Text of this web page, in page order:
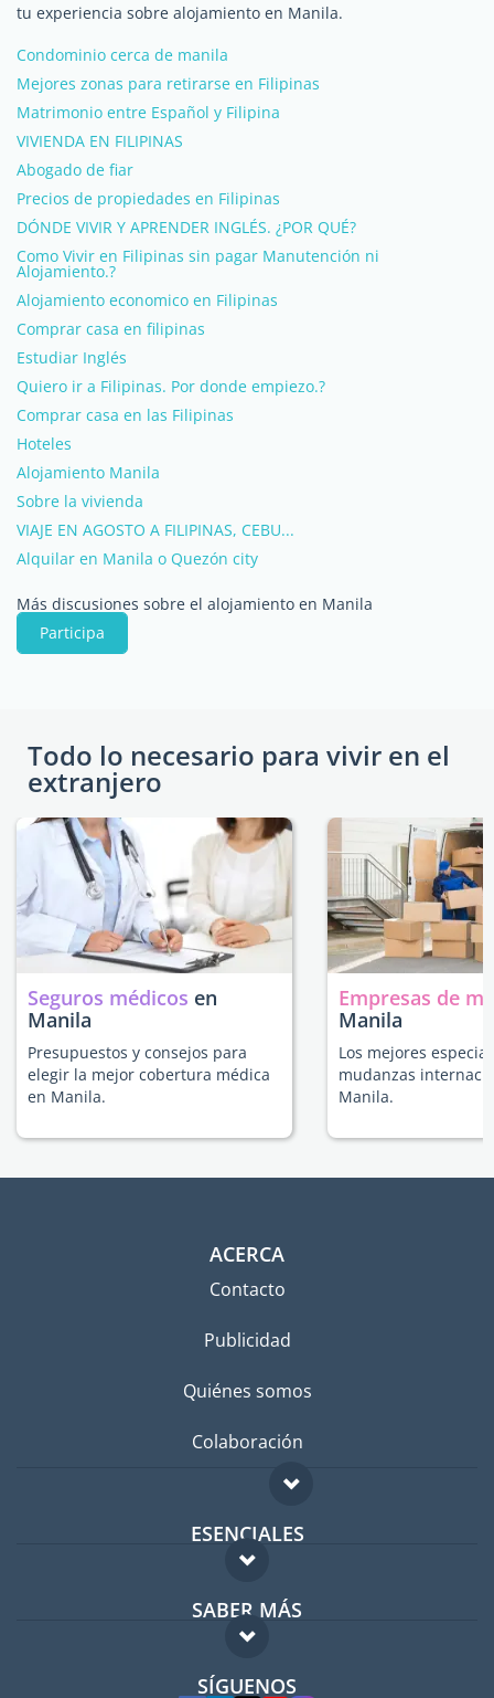
tu experiencia sobre alojamiento en Manila.
Condominio cerca de manila
Mejores zonas para retirarse en Filipinas
Matrimonio entre Español y Filipina
VIVIENDA EN FILIPINAS
Abogado de fiar
Precios de propiedades en Filipinas
DÓNDE VIVIR Y APRENDER INGLÉS. ¿POR QUÉ?
Como Vivir en Filipinas sin pagar Manutención ni
Alojamiento.?
Alojamiento economico en Filipinas
Comprar casa en filipinas
Estudiar Inglés
Quiero ir a Filipinas. Por donde empiezo.?
Comprar casa en las Filipinas
Hoteles
Alojamiento Manila
Sobre la vivienda
VIAJE EN AGOSTO A FILIPINAS, CEBU...
Alquilar en Manila o Quezón city
Más discusiones sobre el alojamiento en Manila
Participa
Todo lo necesario para vivir en el
extranjero
Seguros médicos en
Manila
Presupuestos y consejos para
elegir la mejor cobertura médica
en Manila.
Empresas de
Manila
Los mejores
mudanzas
Manila.
ACERCA
Contacto
Publicidad
Quiénes somos
Colaboración
ESENCIALES
Foro para expatriados
Guía para expatriados
Trabajos en el extranjero
SABER MÁS
FAQ
SÍGUENOS